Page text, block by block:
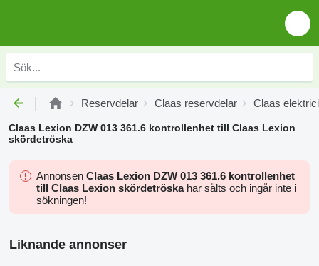
Reservdelar Claas reservdelar Claas
Claas Lexion DZW 013 361.6 kontrollenhet till Claas Lexion
skördetröska
Annonsen Claas Lexion DZW 013 361.6 kontrollenhet
till Claas Lexion skördetröskahar sålts och ingår inte i
sökningen!
Liknande annonser